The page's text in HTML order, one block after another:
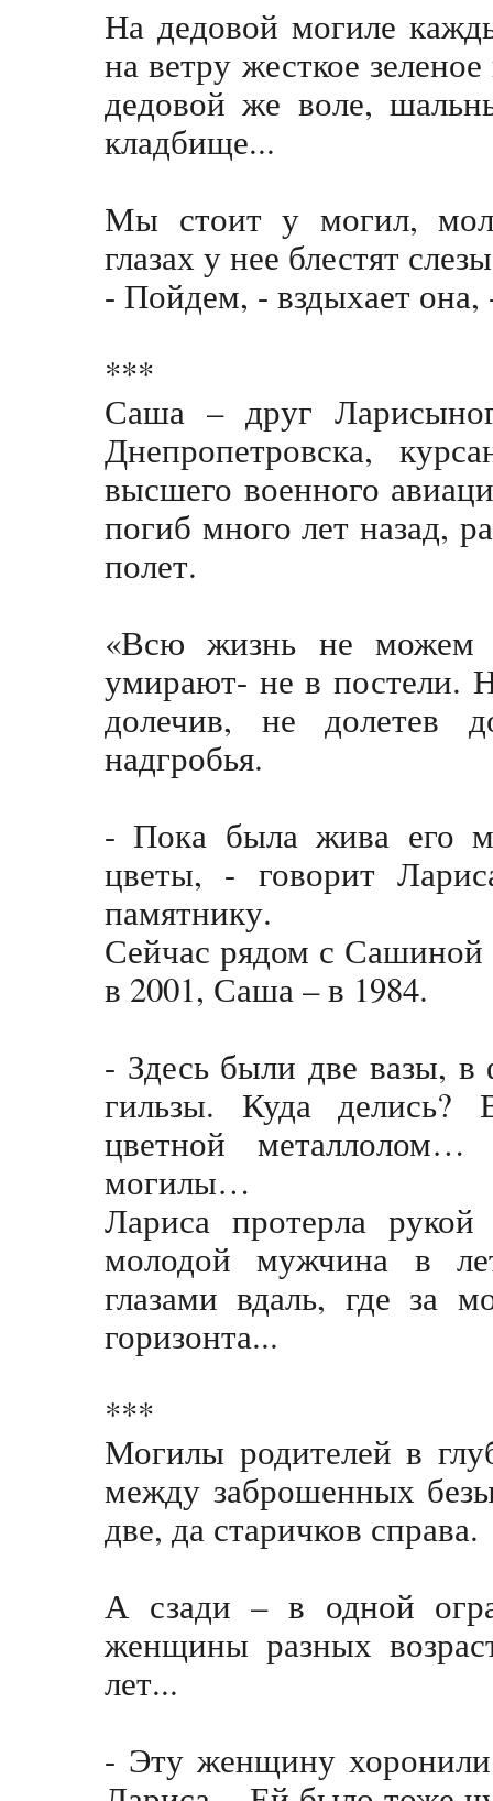
На дедовой могиле
на ветру жесткое
дедовой же воле,
кладбище...
Мы стоит у могил,
глазах у нее блестят
- Пойдем, - вздыхает
***
Саша – друг
Днепропетровска,
высшего военного
погиб много лет назад,
полет.
«Всю жизнь не можем
умирают- не в постели.
долечив, не
надгробья.
- Пока была жива его
цветы, - говорит
памятнику.
Сейчас рядом с Сашиной
в 2001, Саша – в 1984.
- Здесь были две вазы, в
гильзы. Куда делись?
цветной
могилы…
Лариса протерла
молодой мужчина в
глазами вдаль, где за
горизонта...
***
Могилы родителей в
между заброшенных
две, да старичков справа.
А сзади – в одной
женщины разных
лет...
- Эту женщину